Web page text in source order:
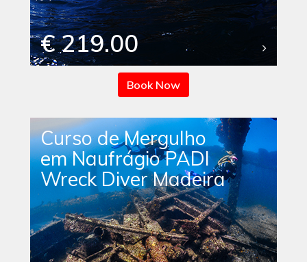
€ 219.00
Book Now
Curso de Mergulho
em Naufrágio PADI
Wreck Diver Madeira